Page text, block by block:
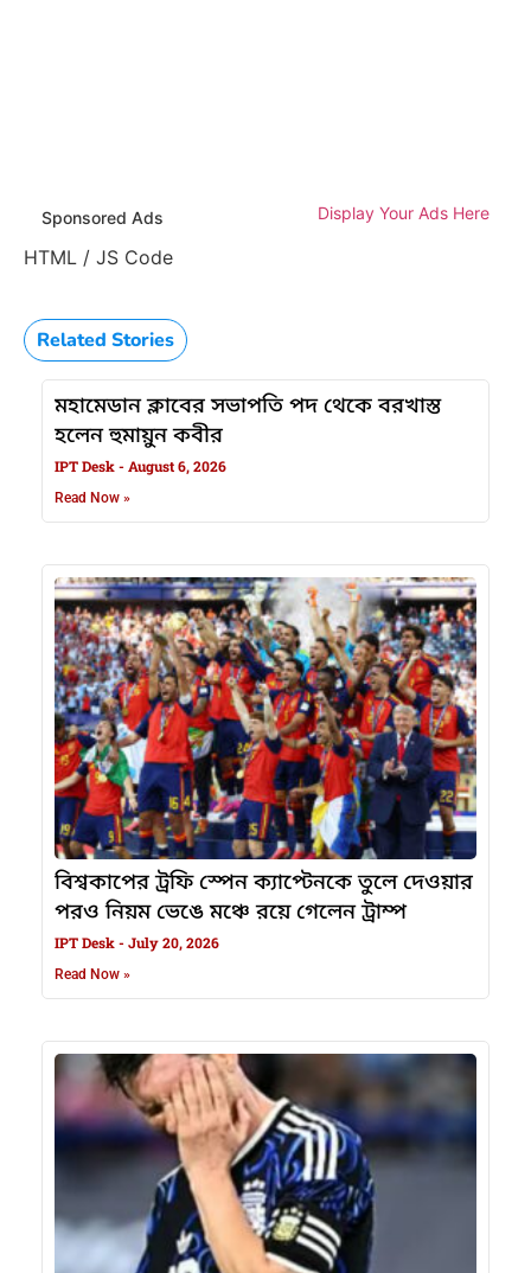
Sponsored Ads Display Your Ads Here
HTML / JS Code
Related Stories
মহামেডান ক্লাবের সভাপতি পদ থেকে বরখাস্ত
হলেন হুমায়ুন কবীর
IPT Desk August 6, 2026
Read Now »
বিশ্বকাপের ট্রফি স্পেন ক্যাপ্টেনকে তুলে দেওয়ার
পরও নিয়ম ভেঙে মঞ্চে রয়ে গেলেন ট্রাম্প
IPT Desk July 20, 2026
Read Now »